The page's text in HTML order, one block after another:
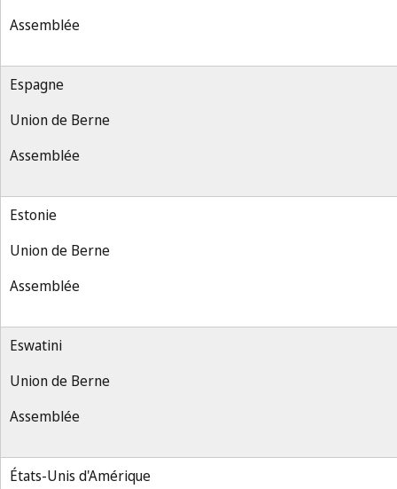
Assemblée
Espagne
Union de Berne
Assemblée
Estonie
Union de Berne
Assemblée
Eswatini
Union de Berne
Assemblée
États-Unis d'Amérique